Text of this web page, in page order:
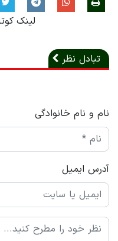
لینک
تبادل نظر
نام و نام خانوادگی
آدرس ایمیل